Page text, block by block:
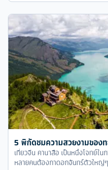
5 พิกัดชมความสวยงามของท
เที่ยวจีน คานาสือ เป็นหนึ่งโจทย์ใน
หลายคนต้องกาดอกจันทร์ตัวใหญ่ๆ